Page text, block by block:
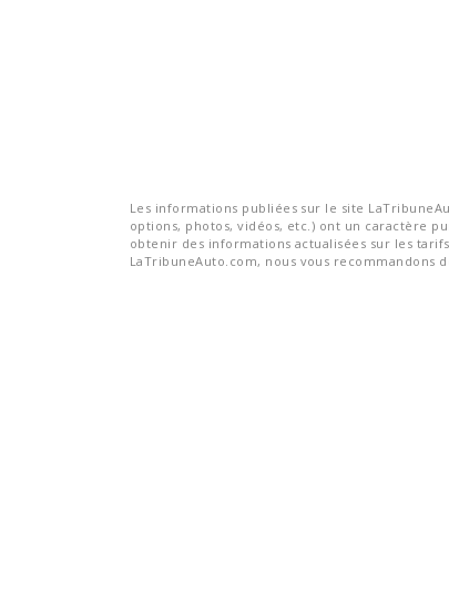
Les informations publiées sur le site
options, photos, vidéos, etc.) ont un caractère
obtenir des informations actualisées sur les
LaTribuneAuto.com, nous vous recommandons